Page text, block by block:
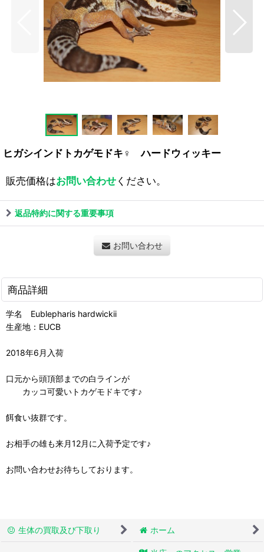
ヒガシインドトカゲモドキ♀ ハードウィッキー
販売価格はお問い合わせください。
返品特約に関する重要事項
お問い合わせ
商品詳細
学名 Eublepharis hardwickii
生産地：EUCB
2018年6月入荷
口元から頭頂部までの白ラインが
カッコ可愛いトカゲモドキです♪
餌食い抜群です。
お相手の雄も来月12月に入荷予定です♪
お問い合わせお待ちしております。
生体の買取及び下取り ホーム